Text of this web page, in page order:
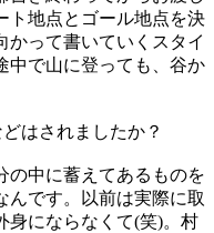
ト地点とゴール地点を決
かって書いていくスタイ
中で山に登っても、谷か
はされましたか？
中に蓄えてあるものを
んです。以前は実際に取
身にならなくて(笑)。村